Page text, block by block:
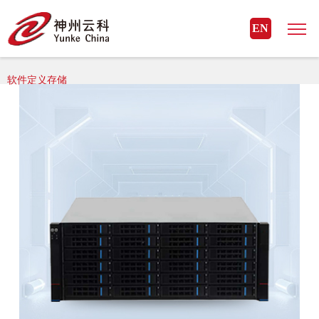
星空官方网页版_星空（中国）
EN
星空官方网页版_星空（中国）> 星空官方网页版_星空（中国） 存储>
软件定义存储